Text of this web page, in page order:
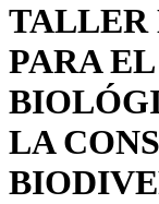
TALLER
PARA
LA